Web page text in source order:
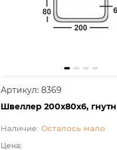
Артикул: 8369
Швеллер 200х80х6,
Осталось мало
Цена: